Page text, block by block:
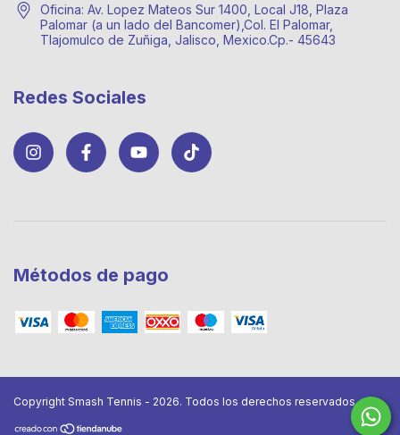
Oficina: Av. Lopez Mateos Sur 1400, Local J18, Plaza
Palomar (a un lado del Bancomer),Col. El Palomar,
Tlajomulco de Zuñiga, Jalisco, Mexico.Cp.- 45643
Redes Sociales
Métodos de pago
Copyright Smash Tennis - 2026. Todos los derechos reservados.